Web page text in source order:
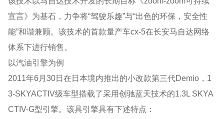
宣言》为基石，力争将“驾驶乐趣”与“出色的环保，安全性
能”和谐兼顾。该技术的首款量产车cx-5在长安马自达网络
体系下进行销售。
以汽油引擎为例
2011年6月30日在日本境内推出的小改款第三代Demio，1
3-SKYACTIV级车型搭载了采用创驰蓝天技术的1.3L SKYA
CTIV-G型引擎。该具引擎具有下述特点：